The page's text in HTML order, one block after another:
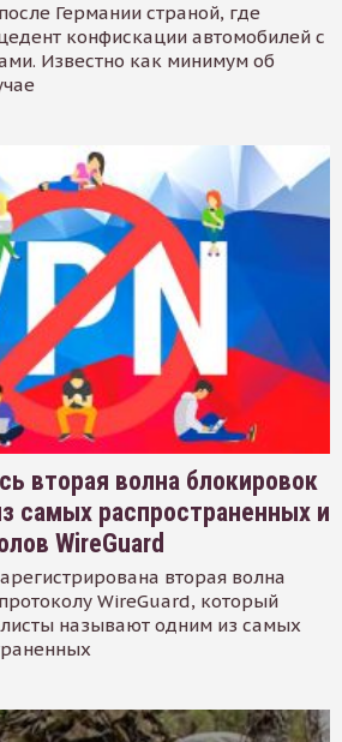
Германии страной, где
конфискации автомобилей с
Известно как минимум об
вторая волна блокировок
самых распространенных и
WireGuard
вторая волна
WireGuard, который
называют одним из самых